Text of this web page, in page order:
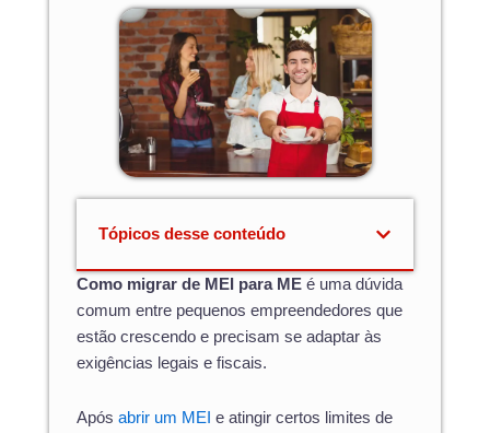
Tópicos desse conteúdo
Como migrar de MEI para ME é uma dúvida
comum entre pequenos empreendedores que
estão crescendo e precisam se adaptar às
exigências legais e fiscais.
Após abrir um MEI e atingir certos limites de